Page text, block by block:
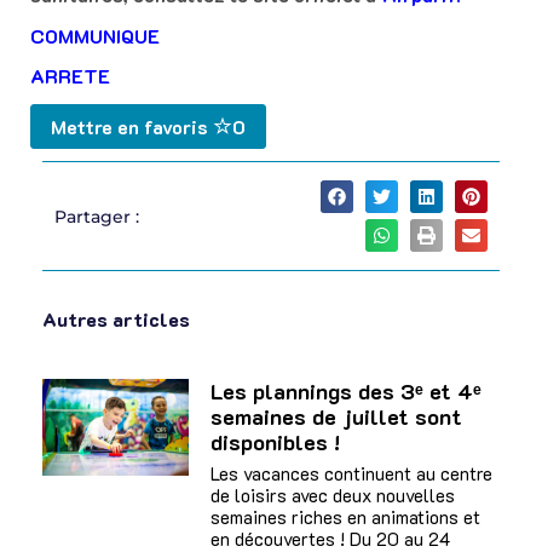
COMMUNIQUE
ARRETE
Mettre en favoris 0
Partager :
Autres articles
Les plannings des 3ᵉ et 4ᵉ
semaines de juillet sont
disponibles !
Les vacances continuent au centre
de loisirs avec deux nouvelles
semaines riches en animations et
en découvertes ! Du 20 au 24